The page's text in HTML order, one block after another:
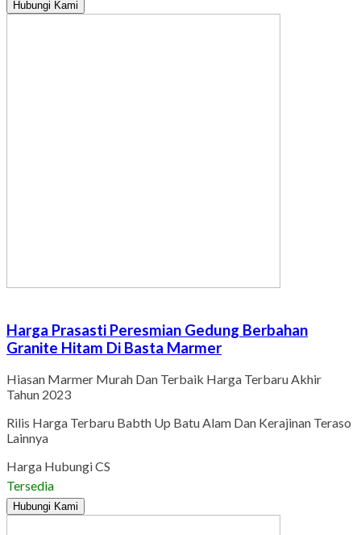
Hubungi Kami
Harga Prasasti Peresmian Gedung Berbahan
Granite Hitam Di Basta Marmer
Hiasan Marmer Murah Dan Terbaik Harga Terbaru Akhir
Tahun 2023
Rilis Harga Terbaru Babth Up Batu Alam Dan Kerajinan Teraso
Lainnya
Harga Hubungi CS
Tersedia
Hubungi Kami